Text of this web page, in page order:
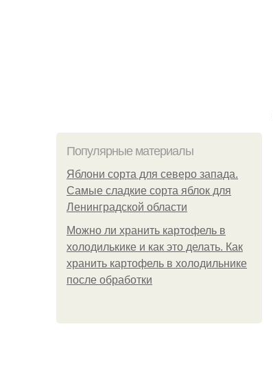
Популярные материалы
Яблони сорта для северо запада.
Самые сладкие сорта яблок для
Ленинградской области
Можно ли хранить картофель в
холодилькике и как это делать. Как
хранить картофель в холодильнике
после обработки